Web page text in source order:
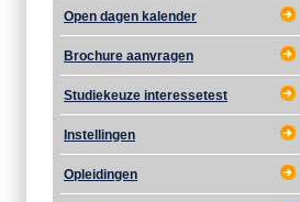
Open dagen kalender
Brochure aanvragen
Studiekeuze interessetest
Instellingen
Opleidingen